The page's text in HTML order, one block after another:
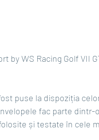
by WS Racing Golf VII
puse la dispoziția
fac parte dintr-
și testate în cele